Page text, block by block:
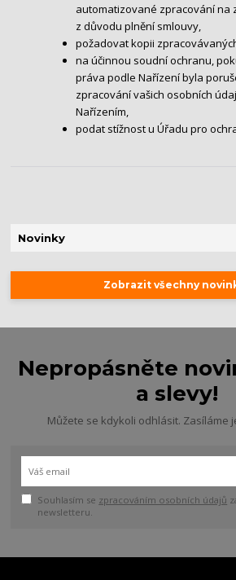
Novinky
Zobrazit všechny
automatizované zpracování na
z důvodu plnění smlouvy,
požadovat kopii
na účinnou soudní ochranu,
práva podle Nařízení byla
zpracování vašich osobních
Nařízením,
podat stížnost u Úřadu pro
Nepropásněte
a slevy!
Můžete se kdykoli odhlásit. Zasíláme
Souhlasím se zpracováním osobních údajů
newsletteru.